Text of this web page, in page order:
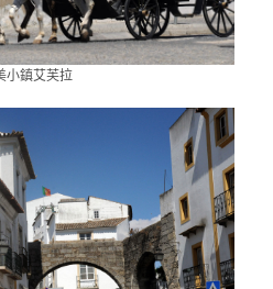
小鎮艾芙拉